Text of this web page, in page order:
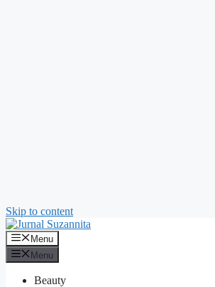
Skip to content
Menu
Menu
Beauty